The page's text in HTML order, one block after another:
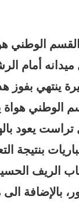
الوطني
أمام
ينتهي بفوز
الوطني
تراست يعود
بنتيجة
الريف
بالإضافة